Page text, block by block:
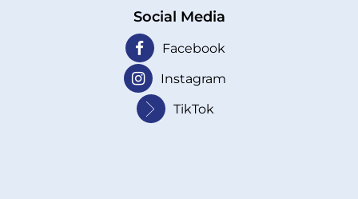
Social Media
Facebook
Instagram
TikTok